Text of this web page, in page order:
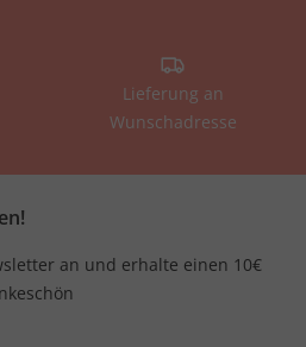
Lieferung an
Wunschadresse
an und erhalte einen 10€